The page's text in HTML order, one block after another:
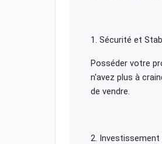
1. Sécurité et
Posséder votre
n'avez plus à
de vendre.
2. Investissement